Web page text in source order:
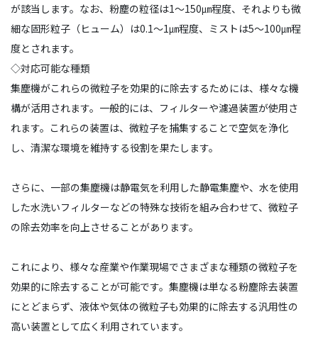
が該当します。なお、粉塵の粒径は1～150㎛程度、それよりも微
細な固形粒子（ヒューム）は0.1～1㎛程度、ミストは5～100㎛程
度とされます。
◇対応可能な種類
集塵機がこれらの微粒子を効果的に除去するためには、様々な機
構が活用されます。一般的には、フィルターや濾過装置が使用さ
れます。これらの装置は、微粒子を捕集することで空気を浄化
し、清潔な環境を維持する役割を果たします。
さらに、一部の集塵機は静電気を利用した静電集塵や、水を使用
した水洗いフィルターなどの特殊な技術を組み合わせて、微粒子
の除去効率を向上させることがあります。
これにより、様々な産業や作業現場でさまざまな種類の微粒子を
効果的に除去することが可能です。集塵機は単なる粉塵除去装置
にとどまらず、液体や気体の微粒子も効果的に除去する汎用性の
高い装置として広く利用されています。